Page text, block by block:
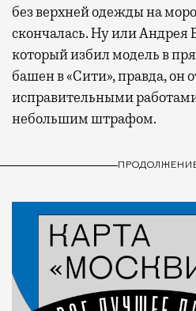
без верхней одежды на
скончалась.Ну или Андрея
который избил модель в
башен в «Сити», правда, он
исправительными
небольшим штрафом.